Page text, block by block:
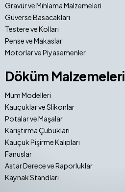
Gravür ve Mıhlama Malzemeleri
Güverse Basacakları
Testere ve Kolları
Pense ve Makaslar
Motorlar ve Piyasemenler
Döküm Malzemeleri
Mum Modelleri
Kauçuklar ve Slikonlar
Potalar ve Maşalar
Karıştırma Çubukları
Kauçuk Pişirme Kalıpları
Fanuslar
Astar Derece ve Raporluklar
Kaynak Standları